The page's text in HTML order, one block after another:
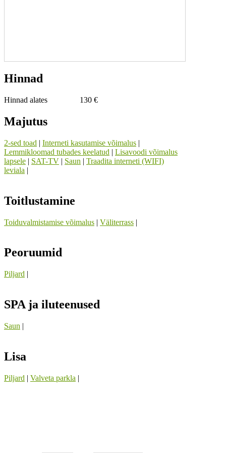
Hinnad
Hinnad alates 130 €
Majutus
2-sed toad | Interneti kasutamise võimalus |
Lemmikloomad tubades keelatud | Lisavoodi võimalus
lapsele | SAT-TV | Saun | Traadita interneti (WIFI)
leviala |
Toitlustamine
Toiduvalmistamise võimalus | Väliterrass |
Peoruumid
Piljard |
SPA ja iluteenused
Saun |
Lisa
Piljard | Valveta parkla |